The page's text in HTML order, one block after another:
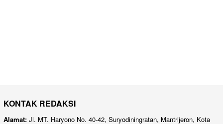
KONTAK REDAKSI
Alamat: Jl. MT. Haryono No. 40-42, Suryodiningratan, Mantrijeron, Kota